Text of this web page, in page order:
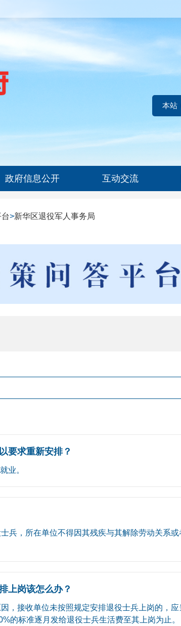
本站
政府信息公开 互动交流
>新华区退役军人事务局
要求重新安排？
业。
兵，所在单位不得因其残疾与其解除劳动关系
上岗该怎么办？
，接收单位未按照规定安排退役士兵上岗的，
的标准逐月发给退役士兵生活费至其上岗为止。